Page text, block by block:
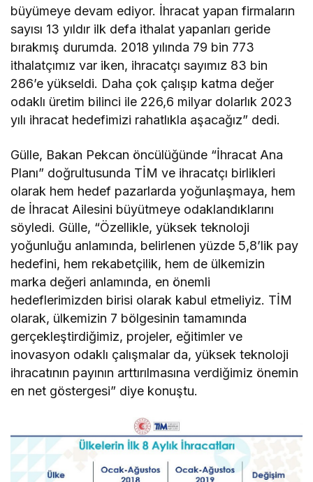
büyümeye devam ediyor. İhracat yapan firmaların
sayısı 13 yıldır ilk defa ithalat yapanları geride
bırakmış durumda. 2018 yılında 79 bin 773
ithalatçımız var iken, ihracatçı sayımız 83 bin
286’e yükseldi. Daha çok çalışıp katma değer
odaklı üretim bilinci ile 226,6 milyar dolarlık 2023
yılı ihracat hedefimizi rahatlıkla aşacağız” dedi.
Gülle, Bakan Pekcan öncülüğünde “İhracat Ana
Planı” doğrultusunda TİM ve ihracatçı birlikleri
olarak hem hedef pazarlarda yoğunlaşmaya, hem
de İhracat Ailesini büyütmeye odaklandıklarını
söyledi. Gülle, “Özellikle, yüksek teknoloji
yoğunluğu anlamında, belirlenen yüzde 5,8’lik pay
hedefini, hem rekabetçilik, hem de ülkemizin
marka değeri anlamında, en önemli
hedeflerimizden birisi olarak kabul etmeliyiz. TİM
olarak, ülkemizin 7 bölgesinin tamamında
gerçekleştirdiğimiz, projeler, eğitimler ve
inovasyon odaklı çalışmalar da, yüksek teknoloji
ihracatının payının arttırılmasına verdiğimiz önemin
en net göstergesi” diye konuştu.